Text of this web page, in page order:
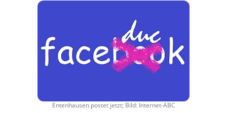
Entenhausen postet jetzt; Bild: Internet-ABC